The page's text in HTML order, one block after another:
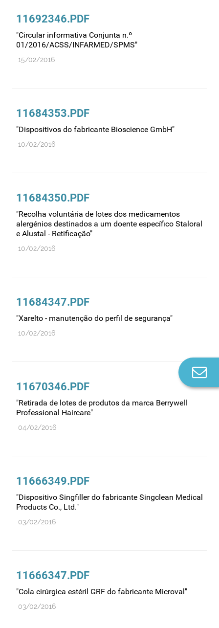
Registo
Regulamentação
Tecnologias da saúde
Utilização
11692346.PDF
"Circular informativa Conjunta n.º
01/2016/ACSS/INFARMED/SPMS"
15/02/2016
11684353.PDF
"Dispositivos do fabricante Bioscience GmbH"
10/02/2016
11684350.PDF
"Recolha voluntária de lotes dos medicamentos
alergénios destinados a um doente específico Staloral
e Alustal - Retificação"
10/02/2016
11684347.PDF
"Xarelto - manutenção do perfil de segurança"
10/02/2016
11670346.PDF
"Retirada de lotes de produtos da marca Berrywell
Professional Haircare"
04/02/2016
11666349.PDF
"Dispositivo Singfiller do fabricante Singclean Medical
Products Co., Ltd."
03/02/2016
11666347.PDF
"Cola cirúrgica estéril GRF do fabricante Microval"
03/02/2016